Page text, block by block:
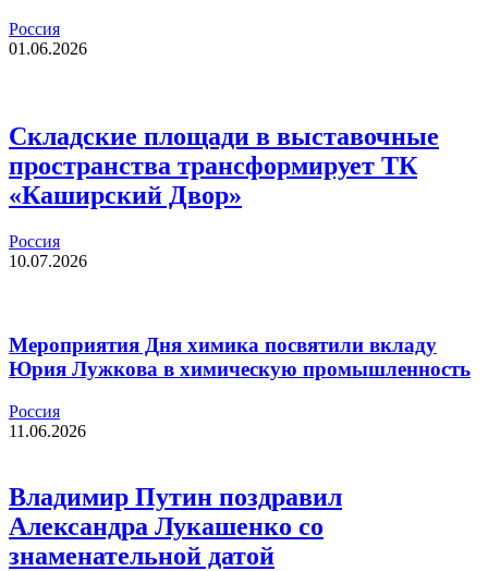
Россия
01.06.2026
Складские площади в выставочные
пространства трансформирует ТК
«Каширский Двор»
Россия
10.07.2026
Мероприятия Дня химика посвятили вкладу
Юрия Лужкова в химическую промышленность
Россия
11.06.2026
Владимир Путин поздравил
Александра Лукашенко со
знаменательной датой